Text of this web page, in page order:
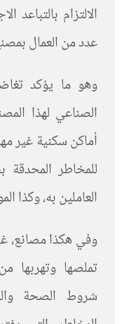
الالتزام
عدد من العمال
وهو ما يؤكد
الصناعي لهذا
أماكن سكنية غير
للمخاطر
العاملين به، وكذا
وفي هكذا مصانع،
تملصها وتهربها
شروط الصحة